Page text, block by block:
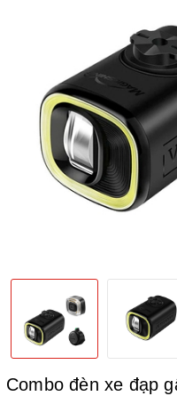
Combo đèn xe đạp